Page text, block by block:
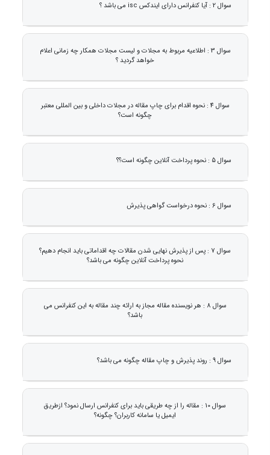
سوال 2 : آیا کنفرانس دارای ایندکس isc می باشد ؟
سوال 3 : اطلاعیه مربوط به مجلات و لیست مجلات همکار چه زمانی اعلام
خواهد گردید ؟
سوال 4 : نحوه اقدام برای چاپ مقاله در مجلات داخلی و بین المللی معتبر
چگونه است؟
سوال 5 : نحوه پرداخت آنلاین چگونه است؟؟
سوال 6 : نحوه درخواست گواهی پذیرش
سوال 7 : پس از پذیرش نهایی شدن مقالات چه اقداماتی باید انجام دهیم؟
نحوه پرداخت آنلاین چگونه می باشد؟
سوال 8 : هر نویسنده مقاله مجاز به ارائه چند مقاله به این کنفرانس می
باشد؟
سوال 9 : روند پذیرش و چاپ مقاله چگونه می باشد؟
سوال 10 : مقاله را از چه طریقی باید برای کنفرانس ارسال نمود؟ ازطریق
ایمیل یا سامانه کاربران؟ چگونه؟